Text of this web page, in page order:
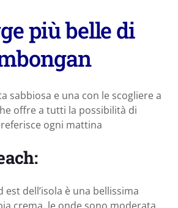
più belle di
sabbiosa e una con le scogliere a
offre a tutti la possibilità di
ogni mattina
dell’isola è una bellissima